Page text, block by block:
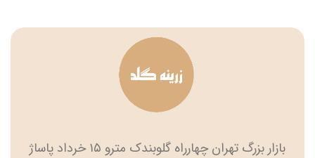
بازار بزرگ تهران چهارراه گلوبندک مترو ۱۵ خرداد پاساژ